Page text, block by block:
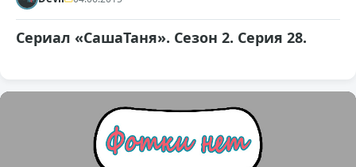
Сериал «СашаТаня». Сезон 2. Серия 28.